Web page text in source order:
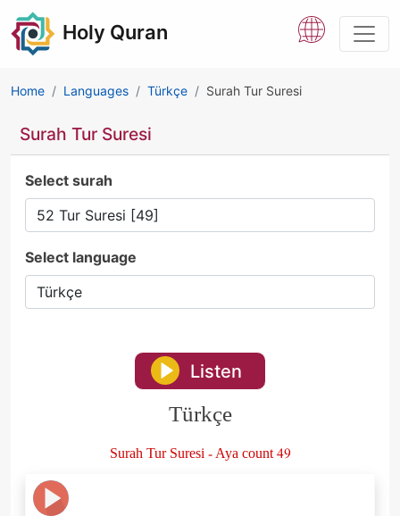
Holy Quran
Home Languages Türkçe Surah Tur Suresi
Surah Tur Suresi
Select surah
Select language
Listen
Türkçe
Surah Tur Suresi - Aya count 49